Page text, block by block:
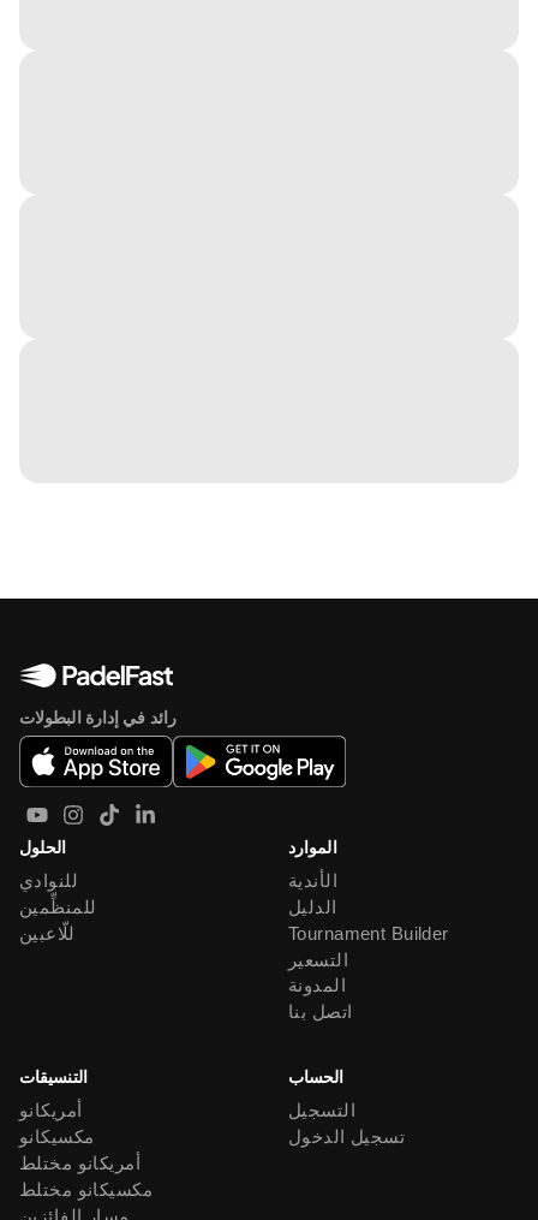
رائد في إدارة البطولات
الحلول
للنوادي
للمنظِّمين
للّاعبين
الموارد
الأندية
الدليل
Tournament Builder
التسعير
المدونة
اتصل بنا
التنسيقات
أمريكانو
مكسيكانو
أمريكانو مختلط
مكسيكانو مختلط
مسار الفائزين
الحساب
التسجيل
تسجيل الدخول